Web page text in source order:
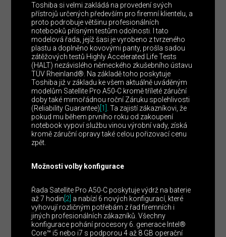
Toshiba si velmi zakládá na provedení svých
přístrojů určených především pro firemní klientelu, a
proto podrobuje většinu profesionálních
notebooků přísným testům odolnosti. I tato
modelová řada, jejíž šasi je vyrobeno z tvrzeného
plastu a doplněno kovovými panty, prošla sadou
zátěžových testů Highly Accelerated Life Tests
(HALT) nezávislého německého zkušebního ústavu
TÜV Rheinland®. Na základě toho poskytuje
Toshiba již v základu ke všem aktuálně uváděným
modelům Satellite Pro A50-C kromě tříleté záruční
doby také mimořádnou roční Záruku spolehlivosti
(Reliability Guarantee) [1]
. Ta zajistí zákazníkovi, že
pokud mu během prvního roku od zakoupení
notebook vypoví službu vinou výrobní vady, získá
kromě záruční opravy také celou pořizovací cenu
zpět.
Možnosti volby konfigurace
Řada Satellite Pro A50-C poskytuje výdrž na baterie
až 7 hodin [2] a nabízí 6 nových konfigurací, které
vyhovují rozličným potřebám z řad firemních i
jiných profesionálních zákazníků. Všechny
konfigurace pohání procesory 6. generace Intel®
Core™ i5 nebo i7 s podporou 4 až 8 GB operační